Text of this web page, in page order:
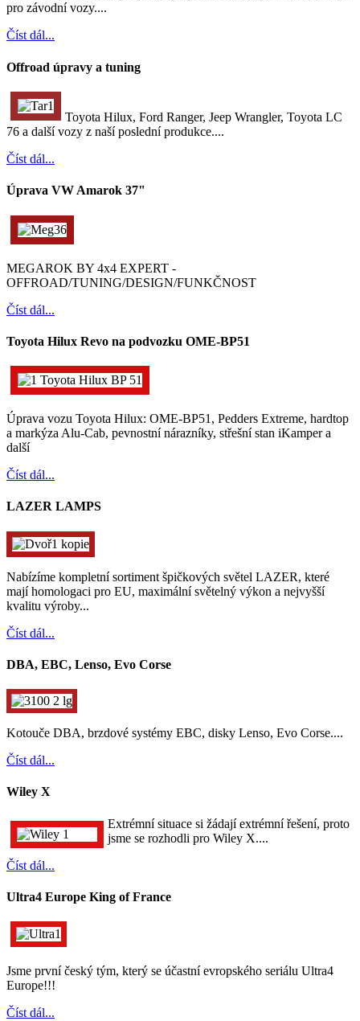
pro závodní vozy....
Číst dál...
Offroad úpravy a tuning
Toyota Hilux, Ford Ranger, Jeep Wrangler, Toyota LC
76 a další vozy z naší poslední produkce....
Číst dál...
Úprava VW Amarok 37"
MEGAROK BY 4x4 EXPERT -
OFFROAD/TUNING/DESIGN/FUNKČNOST
Číst dál...
Toyota Hilux Revo na podvozku OME-BP51
Úprava vozu Toyota Hilux: OME-BP51, Pedders Extreme, hardtop
a markýza Alu-Cab, pevnostní nárazníky, střešní stan iKamper a
další
Číst dál...
LAZER LAMPS
Nabízíme kompletní sortiment špičkových světel LAZER, které
mají homologaci pro EU, maximální světelný výkon a nejvyšší
kvalitu výroby...
Číst dál...
DBA, EBC, Lenso, Evo Corse
Kotouče DBA, brzdové systémy EBC, disky Lenso, Evo Corse....
Číst dál...
Wiley X
Extrémní situace si žádají extrémní řešení, proto
jsme se rozhodli pro Wiley X....
Číst dál...
Ultra4 Europe King of France
Jsme první český tým, který se účastní evropského seriálu Ultra4
Europe!!!
Číst dál...